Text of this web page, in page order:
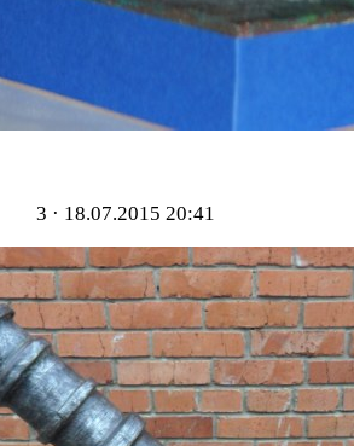
3 · 18.07.2015 20:41